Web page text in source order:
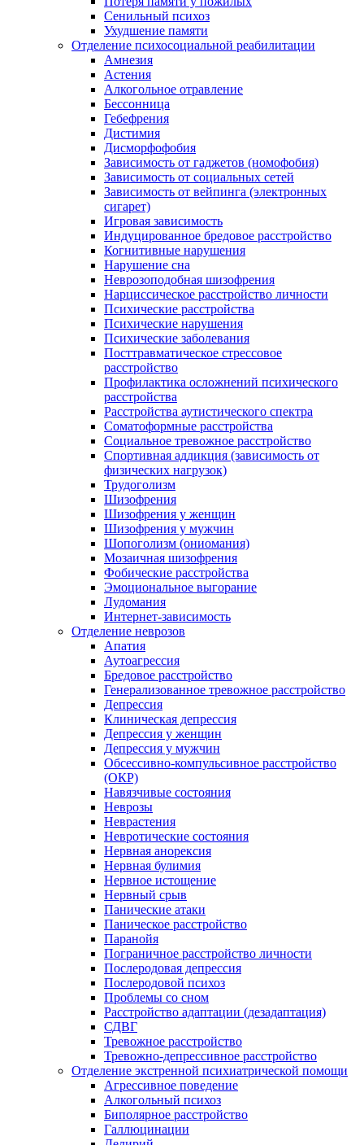
Сенильный психоз
Ухудшение памяти
Отделение психосоциальной реабилитации
Амнезия
Астения
Алкогольное отравление
Бессонница
Гебефрения
Дистимия
Дисморфофобия
Зависимость от гаджетов (номофобия)
Зависимость от социальных сетей
Зависимость от вейпинга (электронных
сигарет)
Игровая зависимость
Индуцированное бредовое расстройство
Когнитивные нарушения
Нарушение сна
Неврозоподобная шизофрения
Нарциссическое расстройство личности
Психические расстройства
Психические нарушения
Психические заболевания
Посттравматическое стрессовое
расстройство
Профилактика осложнений психического
расстройства
Расстройства аутистического спектра
Соматоформные расстройства
Социальное тревожное расстройство
Спортивная аддикция (зависимость от
физических нагрузок)
Трудоголизм
Шизофрения
Шизофрения у женщин
Шизофрения у мужчин
Шопоголизм (ониомания)
Мозаичная шизофрения
Фобические расстройства
Эмоциональное выгорание
Лудомания
Интернет-зависимость
Отделение неврозов
Апатия
Аутоагрессия
Бредовое расстройство
Генерализованное тревожное расстройство
Депрессия
Клиническая депрессия
Депрессия у женщин
Депрессия у мужчин
Обсессивно-компульсивное расстройство
(ОКР)
Навязчивые состояния
Неврозы
Неврастения
Невротические состояния
Нервная анорексия
Нервная булимия
Нервное истощение
Нервный срыв
Панические атаки
Паническое расстройство
Паранойя
Пограничное расстройство личности
Послеродовая депрессия
Послеродовой психоз
Проблемы со сном
Расстройство адаптации (дезадаптация)
СДВГ
Тревожное расстройство
Тревожно-депрессивное расстройство
Отделение экстренной психиатрической помощи
Агрессивное поведение
Алкогольный психоз
Биполярное расстройство
Галлюцинации